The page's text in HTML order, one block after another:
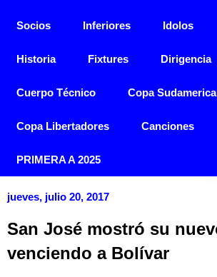
Socios Inferiores Idolos
Historia Fixtures Dirigencia
Cuerpo Técnico Copa
Copa Libertadores Canciones
PRIMERA A 2025
jueves, julio 20, 2017
San José mostró su
venciendo a Bolívar